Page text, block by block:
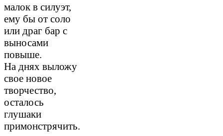
малок в силуэт,
ему бы от соло
или драг бар с
выносами
повыше.
На днях выложу
свое новое
творчество,
осталось
глушаки
примонстрячить.